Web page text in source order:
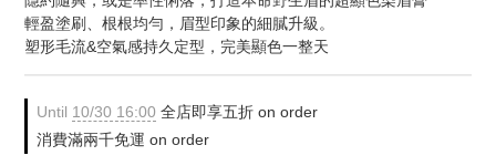
輕盈塗刷、根根均勻，眉型印象的細膩升級。
塑形毛流&空氣感持久定型，完美顯色一整天
Until 10/30 16:00 全店即享五折 on order
消費滿兩千免運 on order